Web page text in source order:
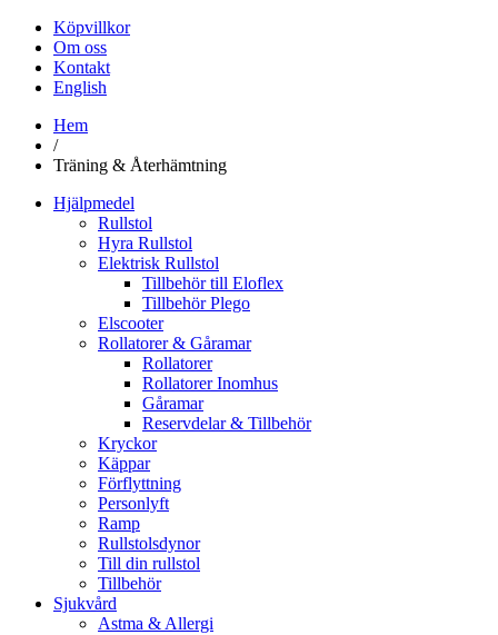
Köpvillkor
Om oss
Kontakt
English
Hem
/
Träning & Återhämtning
Hjälpmedel
Rullstol
Hyra Rullstol
Elektrisk Rullstol
Tillbehör till Eloflex
Tillbehör Plego
Elscooter
Rollatorer & Gåramar
Rollatorer
Rollatorer Inomhus
Gåramar
Reservdelar & Tillbehör
Kryckor
Käppar
Förflyttning
Personlyft
Ramp
Rullstolsdynor
Till din rullstol
Tillbehör
Sjukvård
Astma & Allergi